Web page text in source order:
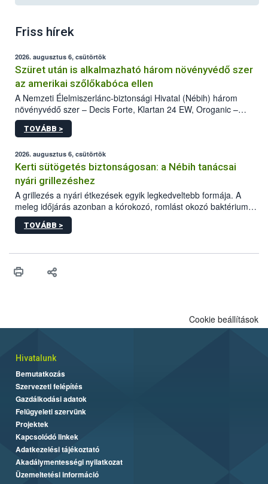
Friss hírek
2026. augusztus 6, csütörtök
Szüret után is alkalmazható három növényvédő szer
az amerikai szőlőkabóca ellen
A Nemzeti Élelmiszerlánc-biztonsági Hivatal (Nébih) három
növényvédő szer – Decis Forte, Klartan 24 EW, Oroganic –
engedélyokiratát módosította, így azok a szüretet követően,
egészen a vesszőérettség (BBCH 91) stádiumáig
érésű szőlőkben is legyen lehetőség a károsító elleni további
védekezésre. Az Oroganic készítmény kis kiszerelésben kiskerti
felhasználók számára is elérhető és ökológiai termesztésben is
engedélyezett.
TOVÁBB >
2026. augusztus 6, csütörtök
Kerti sütögetés biztonságosan: a Nébih tanácsai
nyári grillezéshez
A grillezés a nyári étkezések egyik legkedveltebb formája. A
meleg időjárás azonban a kórokozó, romlást okozó baktériumok
gyorsabb szaporodásának is kedvez. A szabadtéri sütögetés
ezért nem csupán a megfelelő sütési technikáról szól: legalább
higiéniai szabályok betartása, a megfelelő hőkezelés, valamint a
biztonsági Hivatal (Nébih) Oktatási Programja összegyűjtötte a
TOVÁBB >
Cookie beállítások
Hivatalunk
Bemutatkozás
Szervezeti felépítés
Gazdálkodási adatok
Felügyeleti szervünk
Projektek
Kapcsolódó linkek
Adatkezelési tájékoztató
Akadálymentességi nyilatkozat
Üzemeltetési információ